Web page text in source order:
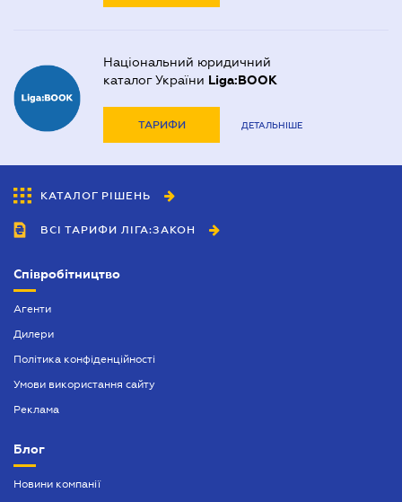
Національний юридичний
каталог України Liga:BOOK
ТАРИФИ ДЕТАЛЬНІШЕ
КАТАЛОГ РІШЕНЬ
ВСІ ТАРИФИ ЛІГА:ЗАКОН
Співробітництво
Агенти
Дилери
Політика конфіденційності
Умови використання сайту
Реклама
Блог
Новини компанії